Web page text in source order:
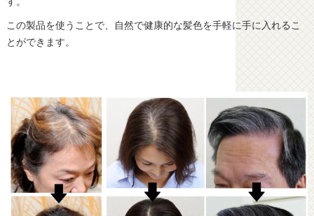
この製品を使うことで、自然で健康的な髪色を手軽に手に入れるこ
とができます。